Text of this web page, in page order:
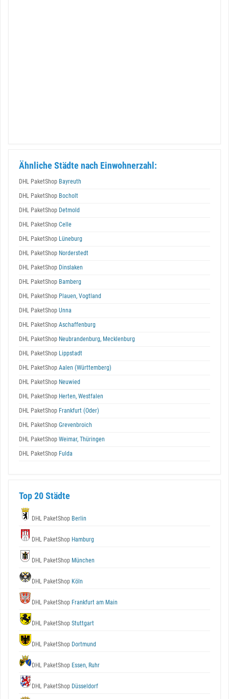
Ähnliche Städte nach Einwohnerzahl:
DHL PaketShop Bayreuth
DHL PaketShop Bocholt
DHL PaketShop Detmold
DHL PaketShop Celle
DHL PaketShop Lüneburg
DHL PaketShop Norderstedt
DHL PaketShop Dinslaken
DHL PaketShop Bamberg
DHL PaketShop Plauen, Vogtland
DHL PaketShop Unna
DHL PaketShop Aschaffenburg
DHL PaketShop Neubrandenburg, Mecklenburg
DHL PaketShop Lippstadt
DHL PaketShop Aalen (Württemberg)
DHL PaketShop Neuwied
DHL PaketShop Herten, Westfalen
DHL PaketShop Frankfurt (Oder)
DHL PaketShop Grevenbroich
DHL PaketShop Weimar, Thüringen
DHL PaketShop Fulda
Top 20 Städte
DHL PaketShop Berlin
DHL PaketShop Hamburg
DHL PaketShop München
DHL PaketShop Köln
DHL PaketShop Frankfurt am Main
DHL PaketShop Stuttgart
DHL PaketShop Dortmund
DHL PaketShop Essen, Ruhr
DHL PaketShop Düsseldorf